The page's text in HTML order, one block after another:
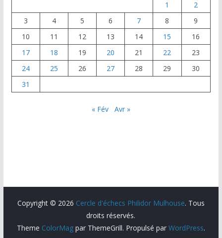
1
2
3
4 5 6 7 8
9
10
11 12 13 14 15
16
17
18 19 20 21 22
23
24
25 26 27 28 29
30
31
« Fév Avr »
Copyright © 2026 Cercle d'échecs Philidor Mulhouse. Tous
droits réservés.
Theme ColorMagpar ThemeGrill. Propulsé par WordPress.